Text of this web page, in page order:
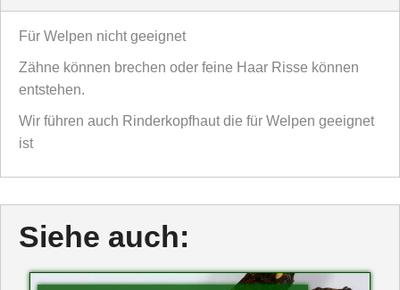
Für Welpen nicht geeignet
Zähne können brechen oder feine Haar Risse können
entstehen.
Wir führen auch Rinderkopfhaut die für Welpen geeignet
ist
Siehe auch: